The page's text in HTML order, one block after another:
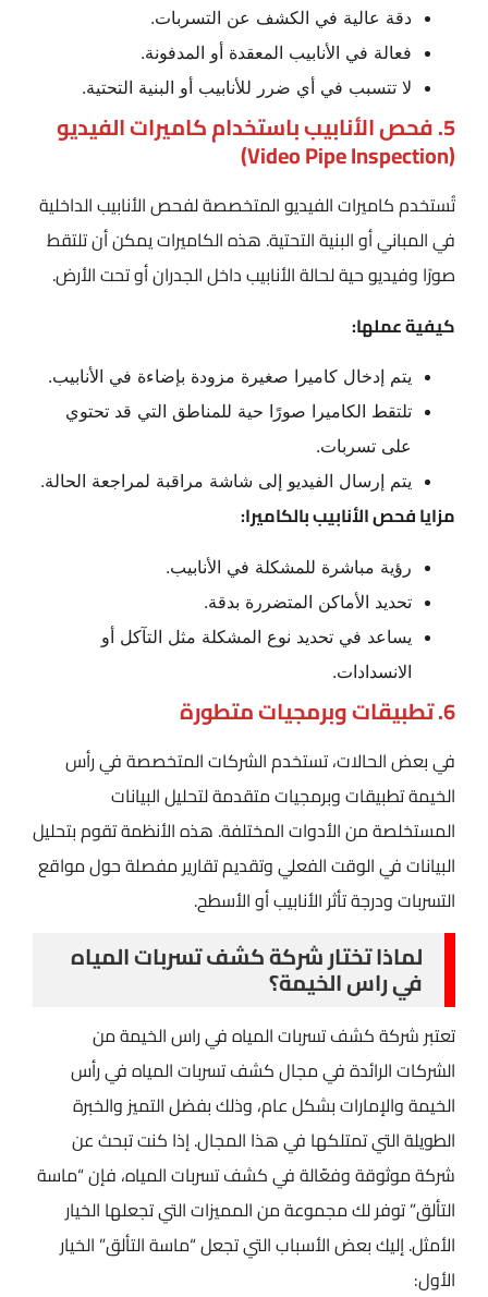
دقة عالية في الكشف عن التسربات.
فعالة في الأنابيب المعقدة أو المدفونة.
لا تتسبب في أي ضرر للأنابيب أو البنية التحتية.
5. فحص الأنابيب باستخدام كاميرات الفيديو
(Video Pipe Inspection)
تُستخدم كاميرات الفيديو المتخصصة لفحص الأنابيب الداخلية
في المباني أو البنية التحتية. هذه الكاميرات يمكن أن تلتقط
صورًا وفيديو حية لحالة الأنابيب داخل الجدران أو تحت الأرض.
كيفية عملها:
يتم إدخال كاميرا صغيرة مزودة بإضاءة في الأنابيب.
تلتقط الكاميرا صورًا حية للمناطق التي قد تحتوي
على تسربات.
يتم إرسال الفيديو إلى شاشة مراقبة لمراجعة الحالة.
مزايا فحص الأنابيب بالكاميرا:
رؤية مباشرة للمشكلة في الأنابيب.
تحديد الأماكن المتضررة بدقة.
يساعد في تحديد نوع المشكلة مثل التآكل أو
الانسدادات.
6. تطبيقات وبرمجيات متطورة
في بعض الحالات، تستخدم الشركات المتخصصة في رأس
الخيمة تطبيقات وبرمجيات متقدمة لتحليل البيانات
المستخلصة من الأدوات المختلفة. هذه الأنظمة تقوم بتحليل
البيانات في الوقت الفعلي وتقديم تقارير مفصلة حول مواقع
التسربات ودرجة تأثر الأنابيب أو الأسطح.
لماذا تختار شركة كشف تسربات المياه
في راس الخيمة؟
تعتبر شركة كشف تسربات المياه في راس الخيمة من
الشركات الرائدة في مجال كشف تسربات المياه في رأس
الخيمة والإمارات بشكل عام، وذلك بفضل التميز والخبرة
الطويلة التي تمتلكها في هذا المجال. إذا كنت تبحث عن
شركة موثوقة وفعّالة في كشف تسربات المياه، فإن “ماسة
التألق” توفر لك مجموعة من المميزات التي تجعلها الخيار
الأمثل. إليك بعض الأسباب التي تجعل “ماسة التألق” الخيار
الأول: